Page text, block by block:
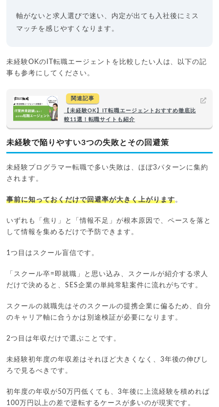
軸がないと求人選びで迷い、内定が出ても入社後にミス
マッチを感じやすくなります。
未経験OKのIT転職エージェントを比較したい人は、以下の記
事も参考にしてください。
関連記事
【未経験OK】IT転職エージェントおすすめ徹底比
較11選！転職サイトも紹介
未経験で陥りやすい3つの失敗とその回避策
未経験プログラマー転職で多い失敗は、ほぼ3パターンに集約
されます。
事前に知っておくだけで回避率が大きく上がります。
いずれも「焦り」と「情報不足」が根本原因で、ペースを落と
して情報を集めるだけで予防できます。
1つ目はスクール盲信です。
「スクール卒=即就職」と思い込み、スクールが紹介する求人
だけで決めると、SES企業の単純常駐案件に流れがちです。
スクールの就職先はそのスクールの提携企業に偏るため、自分
のキャリア軸に合うかは別途検証が必要になります。
2つ目は年収だけで選ぶことです。
未経験初年度の年収差はそれほど大きくなく、3年後の伸びし
ろで見るべきです。
初年度の年収が50万円低くても、3年後に上流経験を積めれば
100万円以上の差で逆転するケースが多いのが現実です。